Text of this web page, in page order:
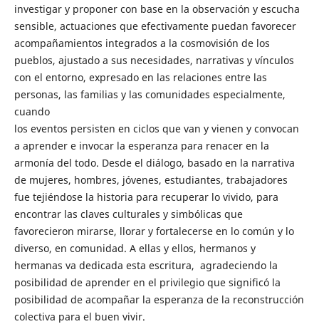
investigar y proponer con base en la observación y escucha
sensible, actuaciones que efectivamente puedan favorecer
acompañamientos integrados a la cosmovisión de los
pueblos, ajustado a sus necesidades, narrativas y vínculos
con el entorno, expresado en las relaciones entre las
personas, las familias y las comunidades especialmente,
cuando
los eventos persisten en ciclos que van y vienen y convocan
a aprender e invocar la esperanza para renacer en la
armonía del todo. Desde el diálogo, basado en la narrativa
de mujeres, hombres, jóvenes, estudiantes, trabajadores
fue tejiéndose la historia para recuperar lo vivido, para
encontrar las claves culturales y simbólicas que
favorecieron mirarse, llorar y fortalecerse en lo común y lo
diverso, en comunidad. A ellas y ellos, hermanos y
hermanas va dedicada esta escritura, agradeciendo la
posibilidad de aprender en el privilegio que significó la
posibilidad de acompañar la esperanza de la reconstrucción
colectiva para el buen vivir.